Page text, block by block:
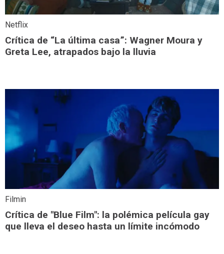
Netflix
Crítica de “La última casa”: Wagner Moura y
Greta Lee, atrapados bajo la lluvia
Filmin
Crítica de "Blue Film": la polémica película gay
que lleva el deseo hasta un límite incómodo